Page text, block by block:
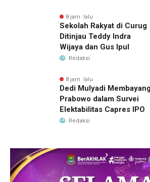
8 jam lalu
Sekolah Rakyat di Curug
Ditinjau Teddy Indra
Wijaya dan Gus Ipul
Redaksi
8 jam lalu
Dedi Mulyadi
Prabowo dalam Survei
Elektabilitas Capres IPO
Redaksi